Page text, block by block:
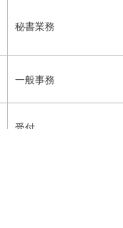
秘書業務
一般事務
受付